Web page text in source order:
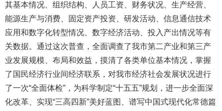
其基本情况、组织结构、人员工资、财务状况、生产经营、
能源生产与消费、固定资产投资、研发活动、信息通信技术
应用和数字化转型情况、数字经济活动、投入产出情况等有
关数据。通过这次普查，全面调查了我市第二产业和第三产
业发展规模、布局和效益，摸清了各类单位基本情况，掌握
了国民经济行业间经济联系，对我市经济社会发展状况进行
了一次“全面体检”，为科学制定“十五五”规划，进一步全面深
化改革、实现“三高四新”美好蓝图、谱写中国式现代化常德篇